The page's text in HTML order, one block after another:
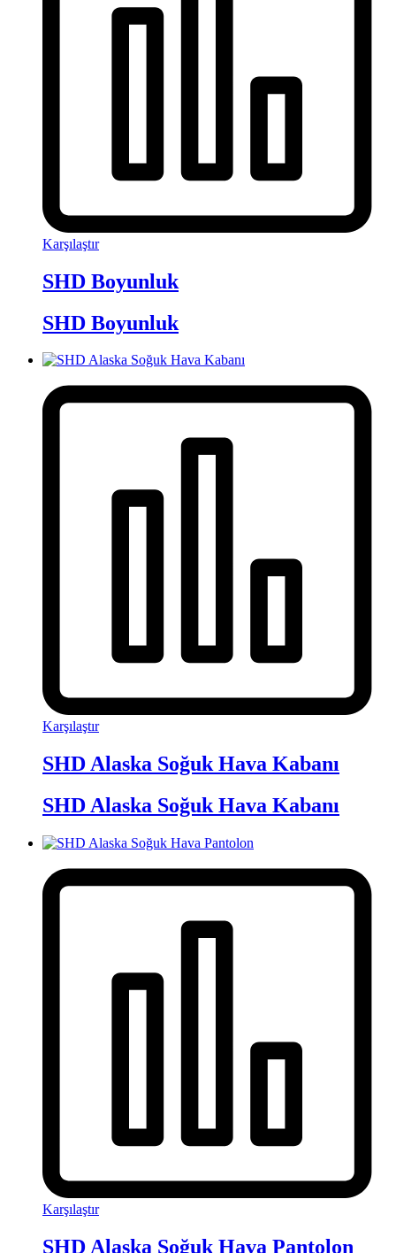
Karşılaştır
SHD Boyunluk
SHD Boyunluk
Karşılaştır
SHD Alaska Soğuk Hava Kabanı
SHD Alaska Soğuk Hava Kabanı
Karşılaştır
SHD Alaska Soğuk Hava Pantolon